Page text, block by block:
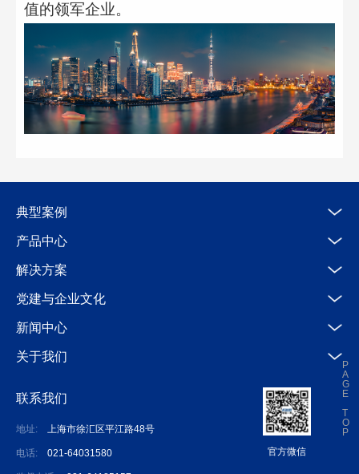
值的领军企业。
典型案例
产品中心
解决方案
党建与企业文化
新闻中心
关于我们
联系我们
地址: 上海市徐汇区平江路48号
电话: 021-64031580 官方微信
P
A
G
E
T
O
P